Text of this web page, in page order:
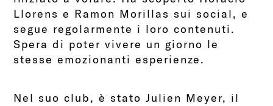
Llorens e Ramon Morillas sui social, e
segue regolarmente i loro contenuti.
Spera di poter vivere un giorno le
stesse emozionanti esperienze.
Nel suo club, è stato Julien Meyer, il